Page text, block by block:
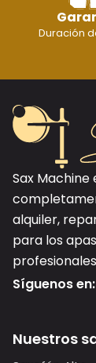
Duración
Sax
alquiler,
para los
Síguenos en:
Nuestros